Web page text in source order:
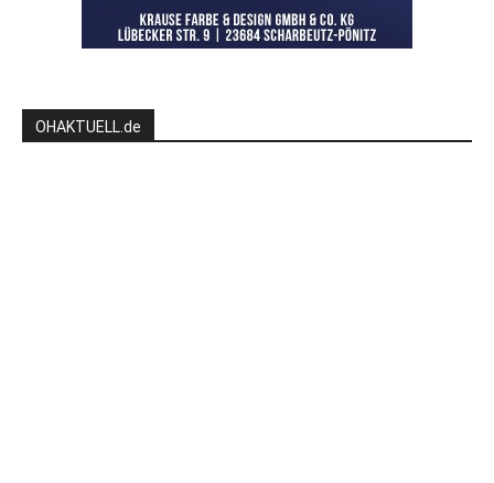
OHAKTUELL.de